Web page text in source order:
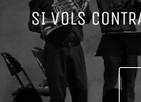
SI VOLS